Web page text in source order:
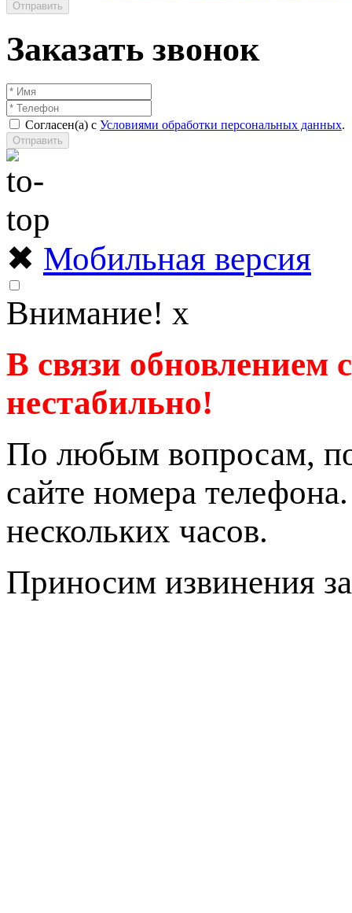
Отправить
Заказать звонок
Согласен(а) с Условиями обработки персональных данных.
Отправить
✖ Мобильная версия
Внимание! x
В связи обновлением
нестабильно!
По любым вопросам,
сайте номера
нескольких часов.
Приносим извинения